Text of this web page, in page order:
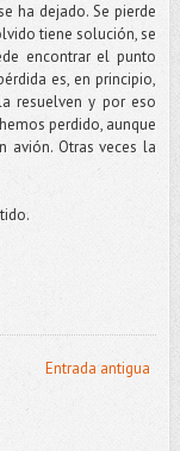
ha dejado. Se pierde
tiene solución, se
encontrar el punto
es, en principio,
resuelven y por eso
perdido, aunque
avión. Otras veces la
Entrada antigua